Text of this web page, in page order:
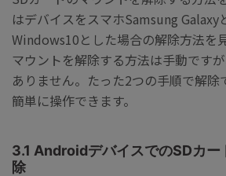
はデバイスをスマホSamsung Galaxy
Windows10とした場合の解除方法を
マウントを解除する方法は手動です
ありません。たった2つの手順で解除
簡単に操作できます。
3.1 AndroidデバイスでのSDカー
除